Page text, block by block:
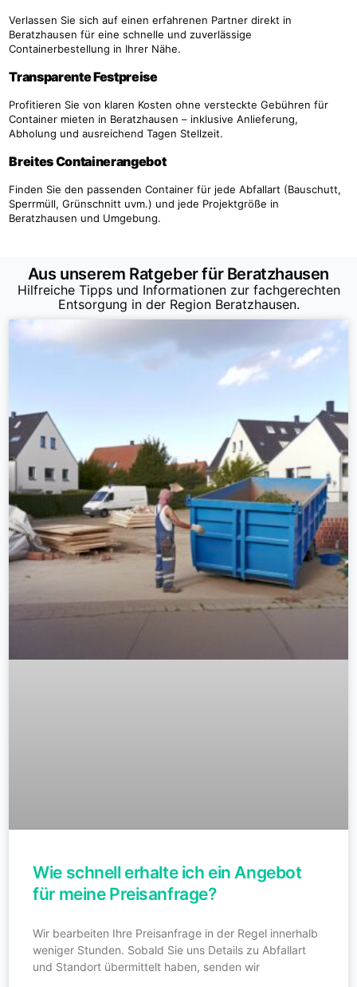
Verlassen Sie sich auf einen erfahrenen Partner direkt in
Beratzhausen für eine schnelle und zuverlässige
Containerbestellung in Ihrer Nähe.
Transparente Festpreise
Profitieren Sie von klaren Kosten ohne versteckte Gebühren für
Container mieten in Beratzhausen – inklusive Anlieferung,
Abholung und ausreichend Tagen Stellzeit.
Breites Containerangebot
Finden Sie den passenden Container für jede Abfallart (Bauschutt,
Sperrmüll, Grünschnitt uvm.) und jede Projektgröße in
Beratzhausen und Umgebung.
Aus unserem Ratgeber für Beratzhausen
Hilfreiche Tipps und Informationen zur fachgerechten
Entsorgung in der Region Beratzhausen.
Wie schnell erhalte ich ein Angebot
für meine Preisanfrage?
Wir bearbeiten Ihre Preisanfrage in der Regel innerhalb
weniger Stunden. Sobald Sie uns Details zu Abfallart
und Standort übermittelt haben, senden wir